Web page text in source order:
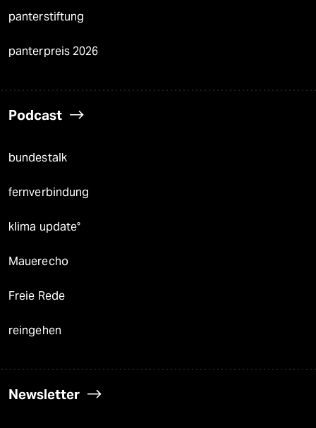
panterstiftung
panterpreis 2026
Podcast
bundestalk
fernverbindung
klima update°
Mauerecho
Freie Rede
reingehen
Newsletter